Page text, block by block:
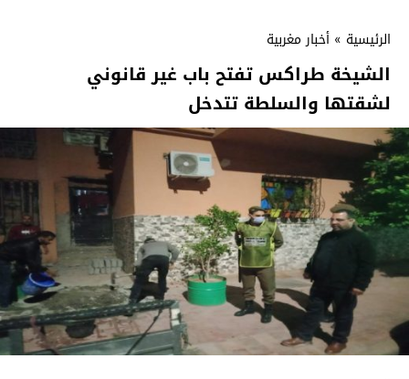
الرئيسية » أخبار مغربية
الشيخة طراكس تفتح باب غير قانوني
لشقتها والسلطة تتدخل